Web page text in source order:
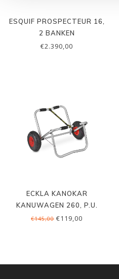
ESQUIF PROSPECTEUR 16,
2 BANKEN
€2.390,00
ECKLA KANOKAR
KANUWAGEN 260, P.U.
€145,00 €119,00